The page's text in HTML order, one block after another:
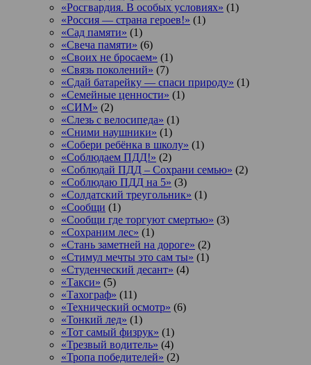
«Росгвардия. В особых условиях» (1)
«Россия — страна героев!» (1)
«Сад памяти» (1)
«Свеча памяти» (6)
«Своих не бросаем» (1)
«Связь поколений» (7)
«Сдай батарейку — спаси природу» (1)
«Семейные ценности» (1)
«СИМ» (2)
«Слезь с велосипеда» (1)
«Сними наушники» (1)
«Собери ребёнка в школу» (1)
«Соблюдаем ПДД!» (2)
«Соблюдай ПДД – Сохрани семью» (2)
«Соблюдаю ПДД на 5» (3)
«Солдатский треугольник» (1)
«Сообщи (1)
«Сообщи где торгуют смертью» (3)
«Сохраним лес» (1)
«Стань заметней на дороге» (2)
«Стимул мечты это сам ты» (1)
«Студенческий десант» (4)
«Такси» (5)
«Тахограф» (11)
«Технический осмотр» (6)
«Тонкий лед» (1)
«Тот самый физрук» (1)
«Трезвый водитель» (4)
«Тропа победителей» (2)